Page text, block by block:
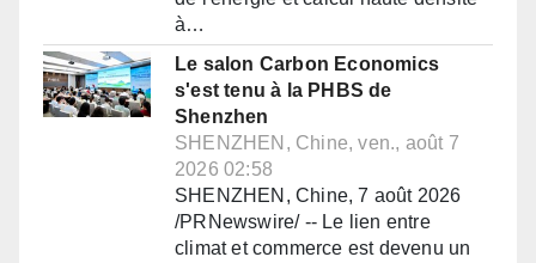
à…
Le salon Carbon Economics
s'est tenu à la PHBS de
Shenzhen
SHENZHEN, Chine, ven., août 7
2026 02:58
SHENZHEN, Chine, 7 août 2026
/PRNewswire/ -- Le lien entre
climat et commerce est devenu un